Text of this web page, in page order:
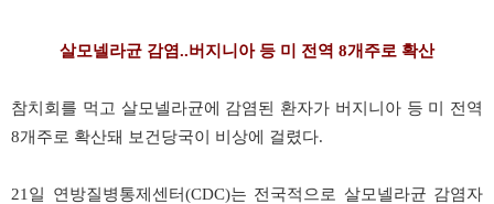
살모넬라균 감염..버지니아 등 미 전역 8개주로 확산
참치회를 먹고 살모넬라균에 감염된 환자가 버지니아 등 미 전역
8개주로 확산돼 보건당국이 비상에 걸렸다.
21일 연방질병통제센터(CDC)는 전국적으로 살모넬라균 감염자